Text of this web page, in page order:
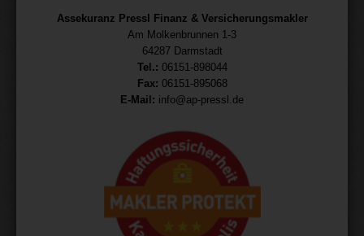
Assekuranz Pressl Finanz & Versicherungsmakler
Am Molkenbrunnen 1-3
64287 Darmstadt
Tel.: 06151-898044
Fax: 06151-895068
E-Mail: info@ap-pressl.de